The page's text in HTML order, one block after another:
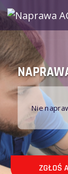
Nie
ZGŁOŚ